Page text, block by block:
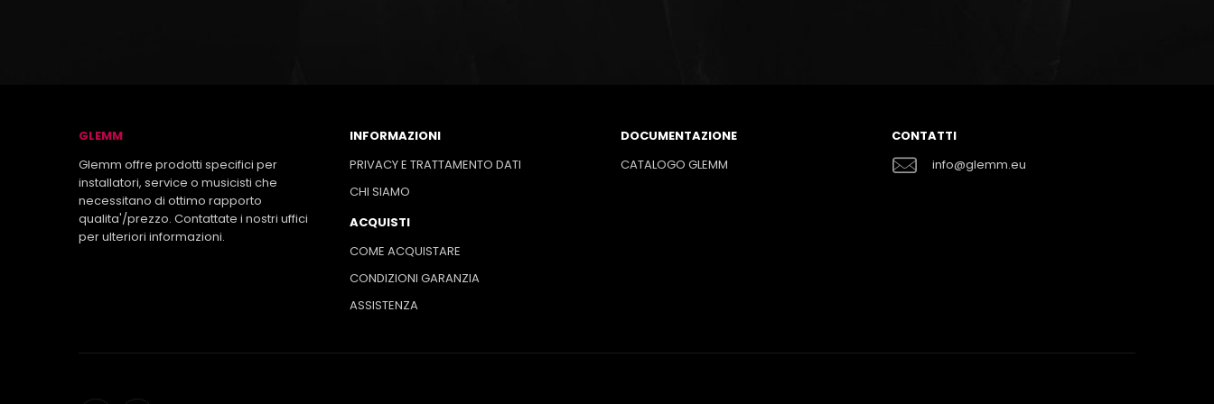
GLEMM
Glemm offre prodotti specifici per
installatori, service o musicisti che
necessitano di ottimo rapporto
qualita'/prezzo. Contattate i nostri uffici
per ulteriori informazioni.
INFORMAZIONI
PRIVACY E TRATTAMENTO DATI
CHI SIAMO
ACQUISTI
COME ACQUISTARE
CONDIZIONI GARANZIA
ASSISTENZA
DOCUMENTAZIONE
CATALOGO GLEMM
CONTATTI
info@glemm.eu